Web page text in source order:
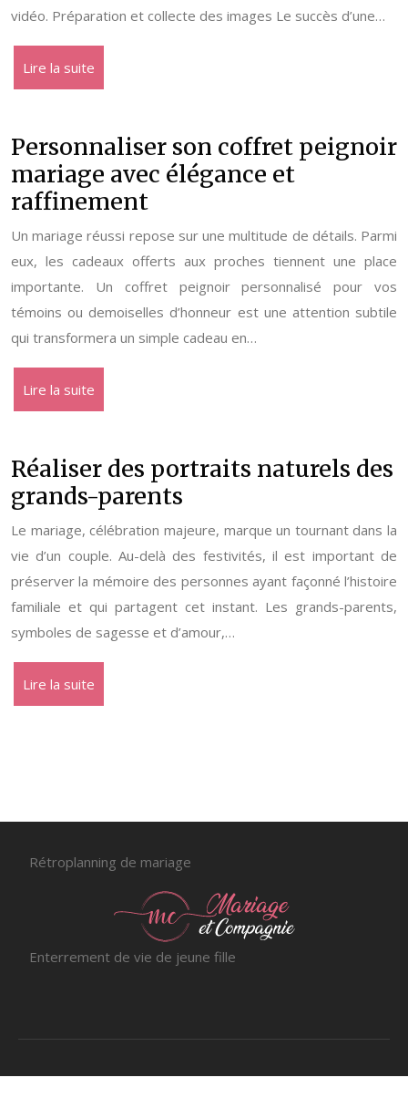
vidéo. Préparation et collecte des images Le succès d’une…
Lire la suite
Personnaliser son coffret peignoir
mariage avec élégance et
raffinement
Un mariage réussi repose sur une multitude de détails. Parmi
eux, les cadeaux offerts aux proches tiennent une place
importante. Un coffret peignoir personnalisé pour vos
témoins ou demoiselles d’honneur est une attention subtile
qui transformera un simple cadeau en…
Lire la suite
Réaliser des portraits naturels des
grands-parents
Le mariage, célébration majeure, marque un tournant dans la
vie d’un couple. Au-delà des festivités, il est important de
préserver la mémoire des personnes ayant façonné l’histoire
familiale et qui partagent cet instant. Les grands-parents,
symboles de sagesse et d’amour,…
Lire la suite
Rétroplanning de mariage
Enterrement de vie de jeune fille
Mariage unique - Astuces pour un